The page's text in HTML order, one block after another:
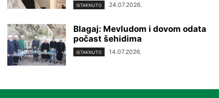
ISTAKNUTO 24.07.2026.
Blagaj: Mevludom i dovom odata
počast šehidima
ISTAKNUTO 14.07.2026.